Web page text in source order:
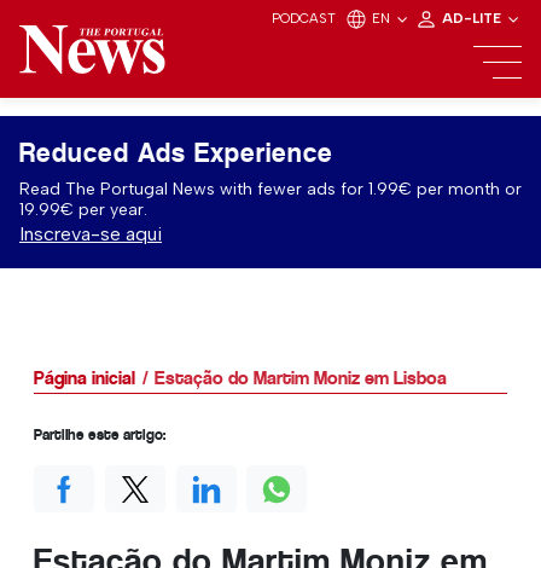
PODCAST EN AD-LITE
Reduced Ads Experience
Read The Portugal News with fewer ads for 1.99€ per month or
19.99€ per year.
Inscreva-se aqui
Página inicial Estação do Martim Moniz em Lisboa
Partilhe este artigo: